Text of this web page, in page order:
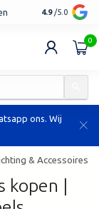
Orders vanaf
4.9 /5.0
0
ons. Wij
& Accessoires
|